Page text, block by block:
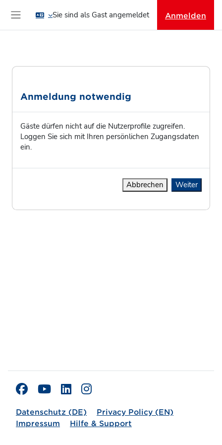
Sie sind als Gast angemeldet Anmelden
Anmeldung notwendig
Gäste dürfen nicht auf die Nutzerprofile zugreifen.
Loggen Sie sich mit Ihren persönlichen Zugangsdaten
ein.
Abbrechen Weiter
Datenschutz (DE)
Privacy Policy (EN)
Impressum
Hilfe & Support